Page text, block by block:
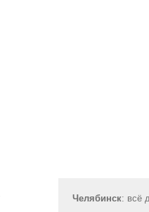
Челябинск: всё